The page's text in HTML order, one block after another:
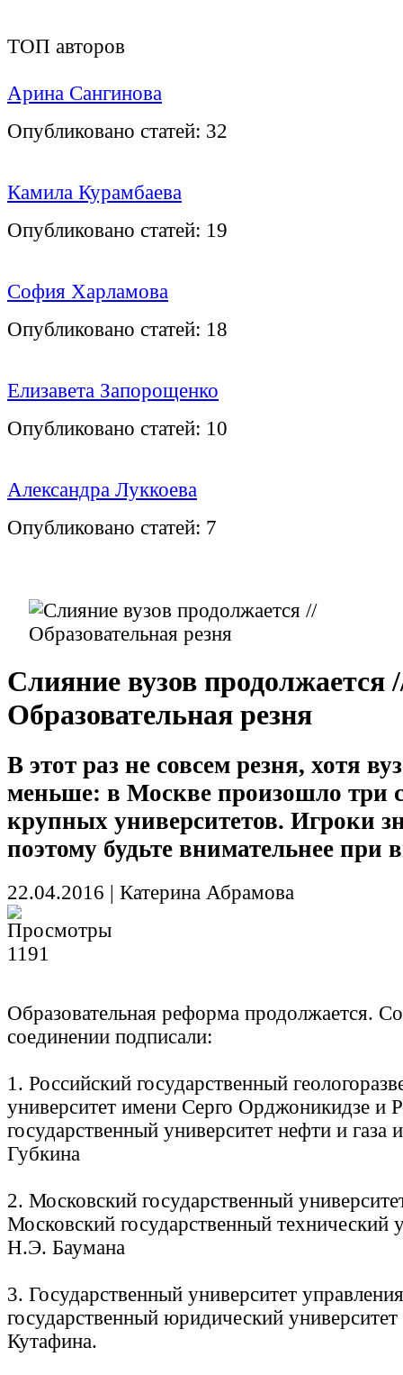
ТОП авторов
Арина Сангинова
Опубликовано статей: 32
Камила Курамбаева
Опубликовано статей: 19
София Харламова
Опубликовано статей: 18
Елизавета Запорощенко
Опубликовано статей: 10
Александра Луккоева
Опубликовано статей: 7
Слияние вузов продолжается
Образовательная резня
В этот раз не совсем резня, хотя
меньше: в Москве произошло три
крупных университетов. Игроки
поэтому будьте внимательнее при
22.04.2016 | Катерина Абрамова
1191
Образовательная реформа продолжается.
соединении подписали:
1. Российский государственный
университет имени Серго Орджоникидзе и
государственный университет нефти и
Губкина
2. Московский государственный
Московский государственный технический
Н.Э. Баумана
3. Государственный университет
государственный юридический
Кутафина.